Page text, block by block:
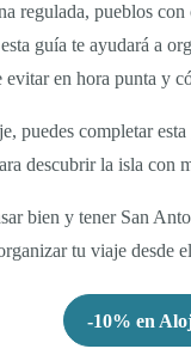
regulada, pueblos
guía te ayudará a
en hora punta y
puedes completar
descubrir la isla con
bien y tener San
tu viaje desde
-10% en